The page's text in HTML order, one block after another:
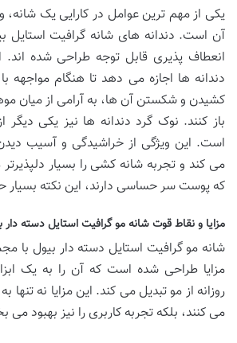
یکی از مهم ترین عوامل در کارایی یک شانه،
آن است. دندانه های شانه گرافیت استایل
انعطاف پذیری قابل توجه طراحی شده اند.
دندانه ها اجازه می دهد تا هنگام مواجهه
کشیدن و شکستن آن ها، به آرامی از میان
باز کنند. نوک گرد دندانه ها نیز یکی
است. این ویژگی از خراشیدگی و آسیب
می کند و تجربه شانه کشی را بسیار
که پوست سر حساسی دارند، این نکته بسیار
مزایا و نقاط قوت شانه مو گرافیت استایل دسته دار
شانه مو گرافیت استایل دسته دار بیول با
مزایا طراحی شده است که آن را به یک
روزانه از مو تبدیل می کند. این مزایا نه
می کنند، بلکه تجربه کاربری را نیز بهبود می